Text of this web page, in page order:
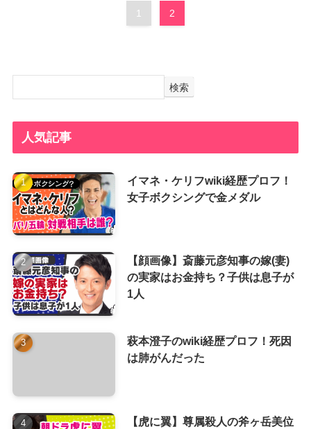
1 2
検索
人気記事
イマネ・ケリフwiki経歴プロフ！
女子ボクシングで金メダル
【顔画像】斎藤元彦知事の嫁(妻)
の実家はお金持ち？子供は息子が
1人
萩本澄子のwiki経歴プロフ！死因
は肺がんだった
【虎に翼】尊属殺人の斧ヶ岳美位